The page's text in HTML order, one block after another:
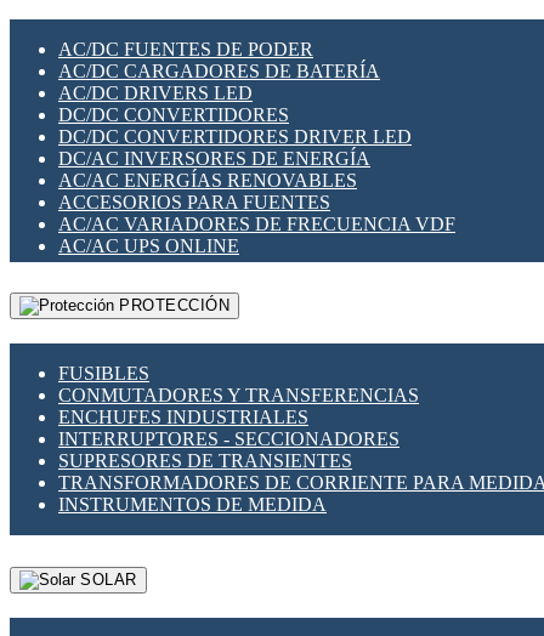
SWITCH Y MICROSWITCH
TARJETAS PI
UNIÓN Y DERIVACIÓN DE CABLE
PLACAS MODULARES IOT
SWITCHES Y REDES WIFI
SOLUCIONES IOT
SOLUCIONES LORAWAN
SOLUCIONES RED CELULAR
SEGURIDAD PARA REDES
SWITCHES LAN
TELEFONÍA IP (VOIP)
VIGILANCIA IP (CCTV)
MESHTASTIC
AC/DC FUENTES DE PODER
AC/DC CARGADORES DE BATERÍA
AC/DC DRIVERS LED
DC/DC CONVERTIDORES
DC/DC CONVERTIDORES DRIVER LED
DC/AC INVERSORES DE ENERGÍA
AC/AC ENERGÍAS RENOVABLES
ACCESORIOS PARA FUENTES
AC/AC VARIADORES DE FRECUENCIA VDF
AC/AC UPS ONLINE
PROTECCIÓN
FUSIBLES
CONMUTADORES Y TRANSFERENCIAS
ENCHUFES INDUSTRIALES
INTERRUPTORES - SECCIONADORES
SUPRESORES DE TRANSIENTES
TRANSFORMADORES DE CORRIENTE PARA
INSTRUMENTOS DE MEDIDA
SOLAR